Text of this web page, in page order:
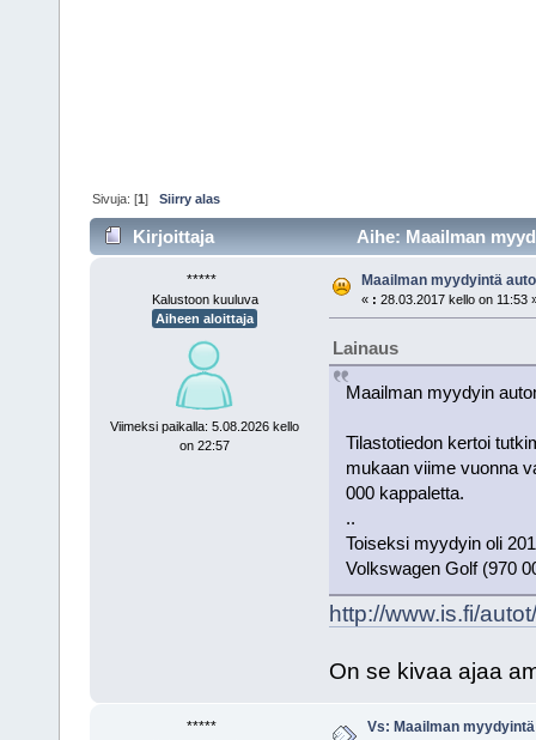
Sivuja: [1]Siirry alas
Kirjoittaja Aihe: Maailman
*****
Kalustoon kuuluva
Aiheen aloittaja
Viimeksi paikalla: 5.08.2026 kello
on 22:57
Maailman myydyintä
« : 28.03.2017 kello on 11:53
Lainaus
Maailman myydyin
Tilastotiedon kertoi
mukaan viime vuonna
000 kappaletta.
..
Toiseksi myydyin oli
Volkswagen Golf (970
http://www.is.fi/
On se kivaa ajaa
***** Vs: Maailman